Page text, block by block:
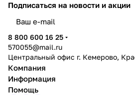
Подписаться на новости и акции
8 800 600 16 25
570055@mail.ru
Центральный офис г. Кемерово,
Компания
Информация
Помощь